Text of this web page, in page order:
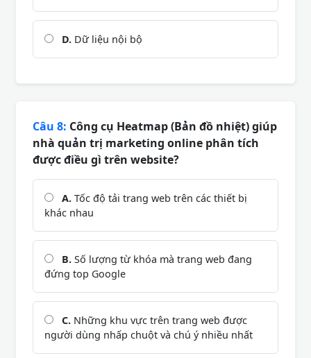
D. Dữ liệu nội bộ
Câu 8: Công cụ Heatmap (Bản đồ nhiệt) giúp
nhà quản trị marketing online phân tích
được điều gì trên website?
A. Tốc độ tải trang web trên các thiết bị
khác nhau
B. Số lượng từ khóa mà trang web đang
đứng top Google
C. Những khu vực trên trang web được
người dùng nhấp chuột và chú ý nhiều nhất